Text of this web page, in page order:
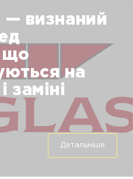
— визнаний
що
на
заміні
провідні позиції в
автосервісу.
щорічно виконується
автоскла, а випадків їх
в рази більше.Детальніше